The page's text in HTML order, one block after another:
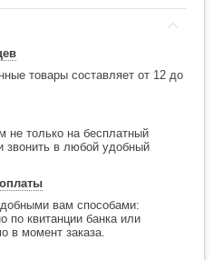
товары составляет от 12 до
не только на бесплатный
звонить в любой удобный
вам способами:
по квитанции банка или
в момент заказа.